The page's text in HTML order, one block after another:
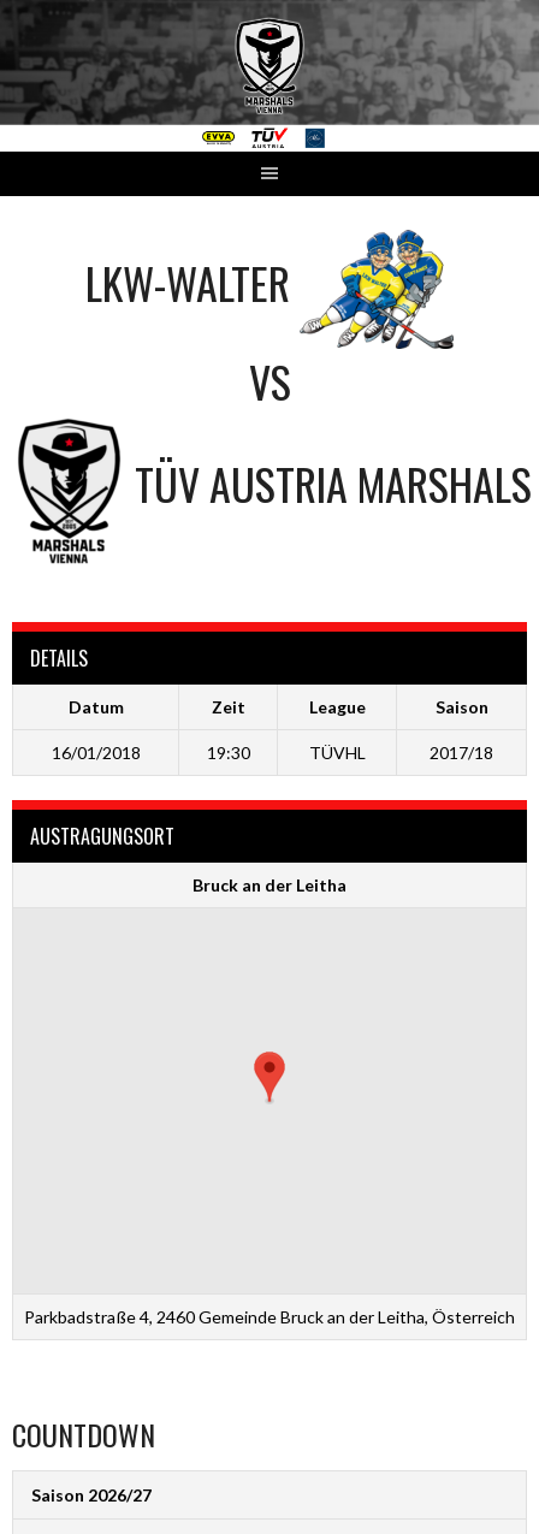
Springe
zum
Inhalt
LKW-WALTER
VS
TÜV AUSTRIA MARSHALS
DETAILS
Datum Zeit League Saison
16/01/2018 19:30 TÜVHL 2017/18
AUSTRAGUNGSORT
Bruck an der Leitha
Parkbadstraße 4, 2460 Gemeinde Bruck an der Leitha, Österreich
COUNTDOWN
Saison 2026/27